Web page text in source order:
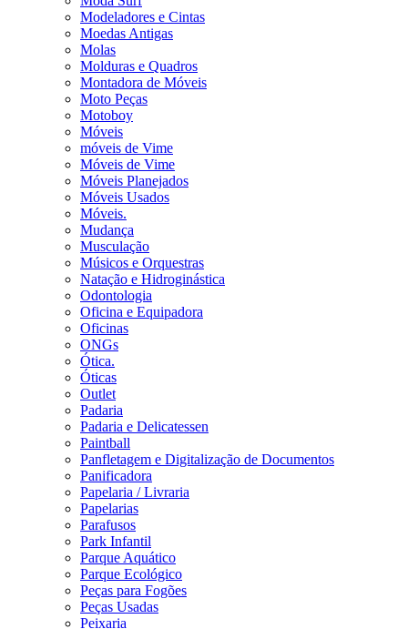
Modeladores e Cintas
Moedas Antigas
Molas
Molduras e Quadros
Montadora de Móveis
Moto Peças
Motoboy
Móveis
móveis de Vime
Móveis de Vime
Móveis Planejados
Móveis Usados
Móveis.
Mudança
Musculação
Músicos e Orquestras
Natação e Hidroginástica
Odontologia
Oficina e Equipadora
Oficinas
ONGs
Ótica.
Óticas
Outlet
Padaria
Padaria e Delicatessen
Paintball
Panfletagem e Digitalização de Documentos
Panificadora
Papelaria / Livraria
Papelarias
Parafusos
Park Infantil
Parque Aquático
Parque Ecológico
Peças para Fogões
Peças Usadas
Peixaria